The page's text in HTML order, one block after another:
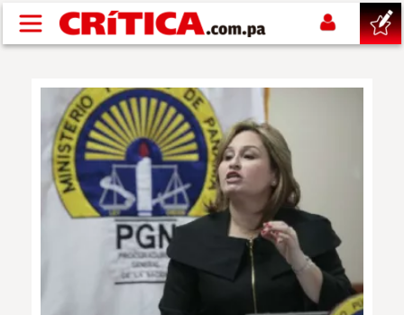
Pasar al contenido principal
SUCESOS
NACIONAL